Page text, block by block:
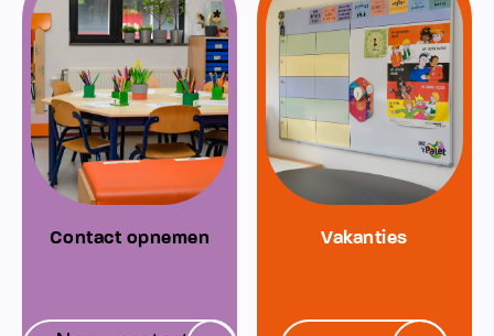
Contact opnemen Vakanties